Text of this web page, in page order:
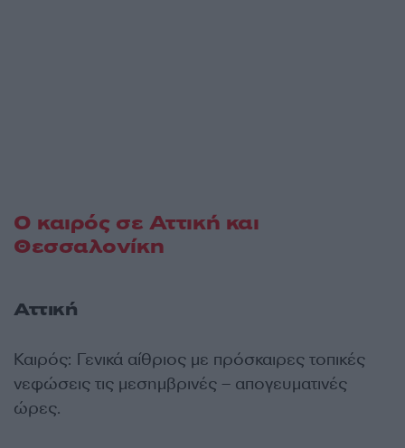
Ο καιρός σε Αττική και
Θεσσαλονίκη
Αττική
Καιρός: Γενικά αίθριος με πρόσκαιρες τοπικές
νεφώσεις τις μεσημβρινές – απογευματινές
ώρες.